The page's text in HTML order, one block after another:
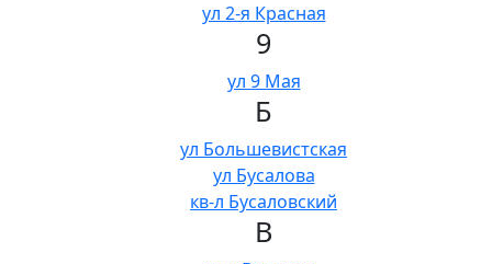
ул 2-я Красная
9
ул 9 Мая
Б
ул Большевистская
ул Бусалова
кв-л Бусаловский
В